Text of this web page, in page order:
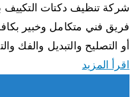
شركة تنظيف دكتات التكييف
فريق فني متكامل وخبير
أو التصليح والتبديل والفك
اقرأ المزيد